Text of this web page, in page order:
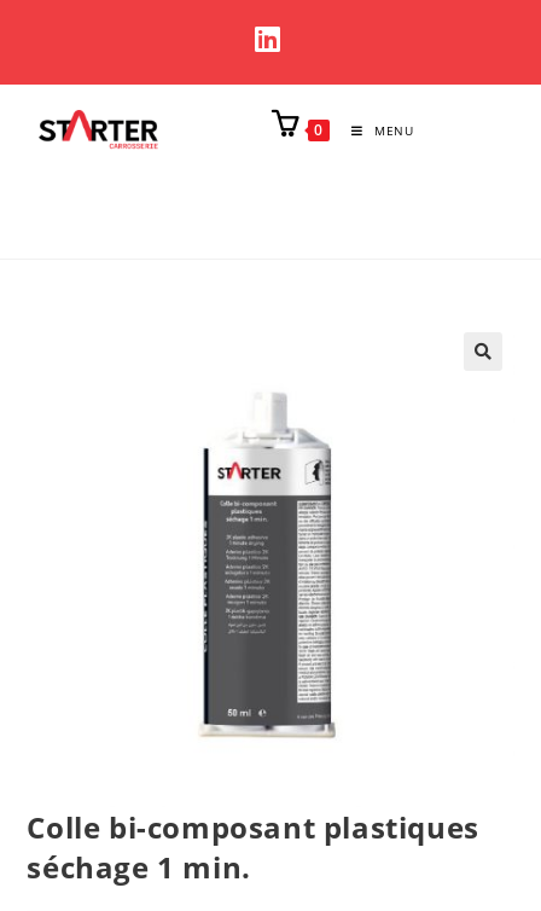
0 MENU
Colle bi-composant plastiques
séchage 1 min.